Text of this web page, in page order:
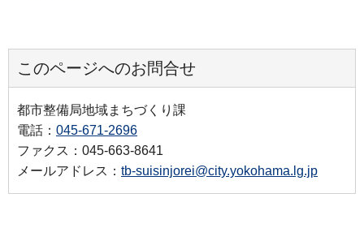
このページへのお問合せ
都市整備局地域まちづくり課
電話： 045-671-2696
ファクス：045-663-8641
メールアドレス： tb-suisinjorei@city.yokohama.lg.jp